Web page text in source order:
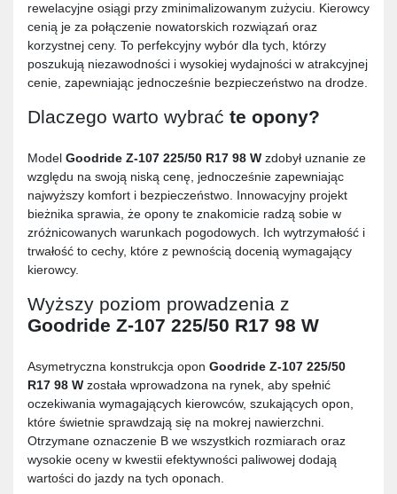
rewelacyjne osiągi przy zminimalizowanym zużyciu. Kierowcy
cenią je za połączenie nowatorskich rozwiązań oraz
korzystnej ceny. To perfekcyjny wybór dla tych, którzy
poszukują niezawodności i wysokiej wydajności w atrakcyjnej
cenie, zapewniając jednocześnie bezpieczeństwo na drodze.
Dlaczego warto wybrać te opony?
Model Goodride Z-107 225/50 R17 98 W zdobył uznanie ze
względu na swoją niską cenę, jednocześnie zapewniając
najwyższy komfort i bezpieczeństwo. Innowacyjny projekt
bieżnika sprawia, że opony te znakomicie radzą sobie w
zróżnicowanych warunkach pogodowych. Ich wytrzymałość i
trwałość to cechy, które z pewnością docenią wymagający
kierowcy.
Wyższy poziom prowadzenia z
Goodride Z-107 225/50 R17 98 W
Asymetryczna konstrukcja opon Goodride Z-107 225/50
R17 98 W została wprowadzona na rynek, aby spełnić
oczekiwania wymagających kierowców, szukających opon,
które świetnie sprawdzają się na mokrej nawierzchni.
Otrzymane oznaczenie B we wszystkich rozmiarach oraz
wysokie oceny w kwestii efektywności paliwowej dodają
wartości do jazdy na tych oponach.